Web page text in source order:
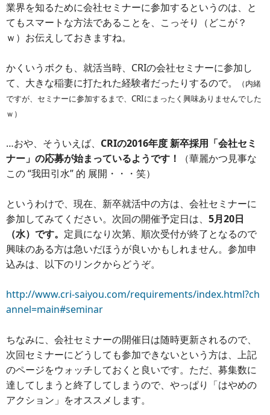
業界を知るために会社セミナーに参加するというのは、と
てもスマートな方法であることを、こっそり（どこが？
ｗ）お伝えしておきますね。
かくいうボクも、就活当時、CRIの会社セミナーに参加し
て、大きな稲妻に打たれた経験者だったりするので。
（内緒
ですが、セミナーに参加するまで、CRIにまったく興味ありませんでした
ｗ）
…おや、そういえば、 CRIの2016年度 新卒採用「会社セミ
ナー」の応募が始まっているようです！
（華麗かつ見事な
この “我田引水” 的 展開・・・笑）
というわけで、現在、新卒就活中の方は、会社セミナーに
参加してみてください。次回の開催予定日は、 5月20日
（水）です。 定員になり次第、順次受付が終了となるので
興味のある方は急いだほうが良いかもしれません。参加申
込みは、以下のリンクからどうぞ。
http://www.cri-saiyou.com/requirements/index.html?ch
annel=main#seminar
ちなみに、会社セミナーの開催日は随時更新されるので、
次回セミナーにどうしても参加できないという方は、上記
のページをウォッチしておくと良いです。ただ、募集数に
達してしまうと終了してしまうので、やっぱり「はやめの
アクション」をオススメします。